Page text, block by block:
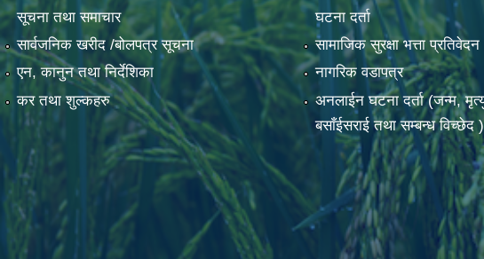
सूचना तथा समाचार
सार्वजनिक खरीद /बोलपत्र सूचना
एन, कानुन तथा निर्देशिका
कर तथा शुल्कहरु
घटना दर्ता
सामाजिक सुरक्षा भत्ता प्रतिवेदन
नागरिक वडापत्र
अनलाईन घटना दर्ता (जन्म,
बसाँईसराई तथा सम्बन्ध विच्छेद )